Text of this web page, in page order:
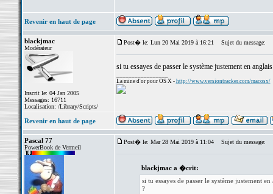
Revenir en haut de page
blackjmac
Modérateur
Inscrit le: 04 Jan 2005
Messages: 16711
Localisation: /Library/Scripts/
Post� le: Lun 20 Mai 2019 à 16:21 Sujet du message:
si tu essayes de passer le système justement en
La mine d'or pour OS X - http://www.versiontracker.com/macosx/
Revenir en haut de page
Pascal 77
PowerBook de Vermeil
Post� le: Mar 28 Mai 2019 à 11:04 Sujet du message:
blackjmac a �crit:
si tu essayes de passer le système justement
?